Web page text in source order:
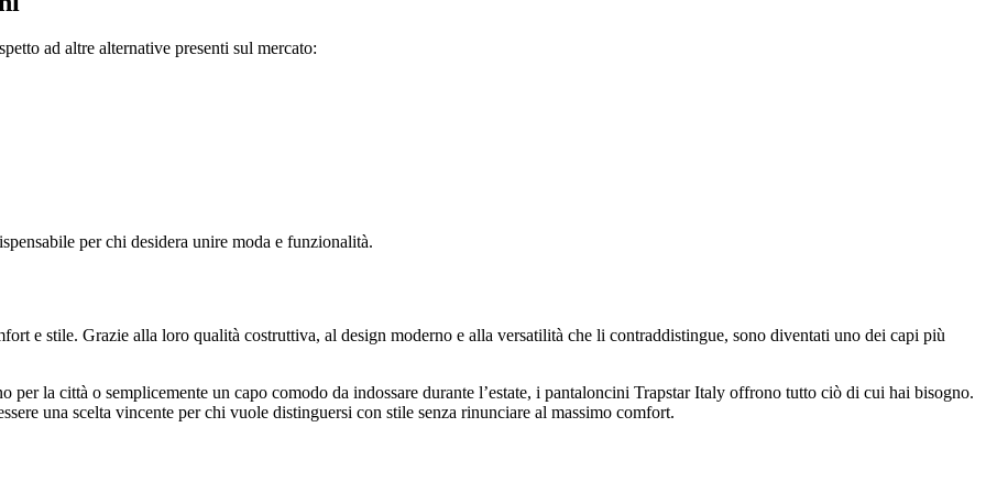
ad altre alternative presenti sul mercato:
per chi desidera unire moda e funzionalità.
e stile. Grazie alla loro qualità costruttiva, al design moderno e alla versatilità che li contraddistingue, sono diventati uno dei capi più
la città o semplicemente un capo comodo da indossare durante l’estate, i pantaloncini Trapstar Italy offrono tutto ciò di cui hai bisogno.
una scelta vincente per chi vuole distinguersi con stile senza rinunciare al massimo comfort.